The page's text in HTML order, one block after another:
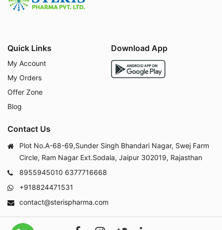
Quick Links
My Account
My Orders
Offer Zone
Blog
Download App
Contact Us
Plot No.A-68-69,Sunder Singh Bhandari Nagar, Swej Farm
Circle, Ram Nagar Ext.Sodala, Jaipur 302019, Rajasthan
8955945010 6377716668
+918824471531
contact@sterispharma.com